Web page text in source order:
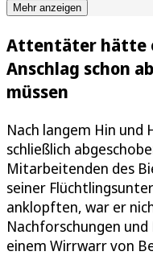
Mehr anzeigen
Attentäter hätte
Anschlag schon
müssen
Nach langem Hin und
schließlich
Mitarbeitenden des
seiner
anklopften, war er
Nachforschungen
einem Wirrwarr von